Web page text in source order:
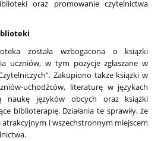
oraz promowanie czytelnictwa
została wzbogacona o książki
uczniów, w tym pozycje zgłaszane w
Zakupiono także książki w
uchodźców, literaturę w językach
naukę języków obcych oraz książki
biblioterapię. Działania te sprawiły, że
atrakcyjnym i wszechstronnym miejscem